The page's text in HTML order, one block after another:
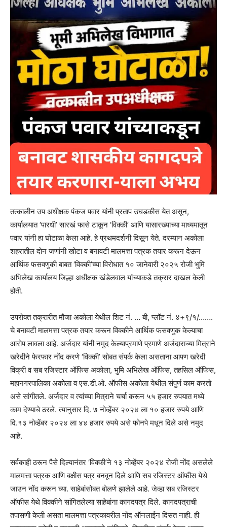
तत्कालीन उप अधीक्षक पंकज पवार यांनी प्रताप उघडकीस येत असून,
कार्यालयात ‘पारधी’ सारखं फासे टाकून ‘विक्की’ आणि यासारख्याच्या माध्यमातून
पवार यांनी हा घोटाळा केला आहे. हे प्रथमदर्शनी दिसून येते. दरम्यान अकोला
शहरातील दोन जणांनी खोटा व बनावटी मालमत्ता पत्रक तयार करून देऊन
आर्थिक फसवणुकी बाबत ‘विक्की’च्या विरोधात १० जानेवारी २०२५ रोजी भुमि
अभिलेख कार्यालय जिल्हा अधीक्षक खंडेलवाल यांच्याकडे तक्रार दाखल केली
होती.
उपरोक्त तक्रारीत मौजा अकोला येथील शिट नं. … बी, प्लॉट नं. ४+९/१/…….
चे बनावटी मालमत्ता पत्रक तयार करून विक्कीने आर्थिक फसवणुक केल्याचा
आरोप लावला आहे. अर्जदार यांनी नमुद केल्याप्रमाणे प्रमाणे अर्जदाराच्या मित्राने
खरेदीने फेरफार नोंद करणे ‘विक्की’ सोबत संपर्क केला असताना आपण खरेदी
विक्री व सब रजिस्टार ऑफिस अकोला, भुमि अभिलेख ऑफिस, तहसिल ऑफिस,
महानगरपालिका अकोला व एस.डी.ओ. ऑफीस अकोला येथील संपुर्ण काम करतो
असे सांगीतले. अर्जदार व त्यांच्या मित्राने चर्चा करून ५५ हजार रुपयात मध्ये
काम देण्याचे ठरले. त्यानुसार दि. ७ नोव्हेंबर २०२४ ला १० हजार रुपये आणि
दि.१३ नोव्हेंबर २०२४ ला ४४ हजार रुपये असे फोनपे मधून दिले असे नमुद
आहे.
सर्वकाही ठरून पैसे दिल्यानंतर ‘विक्की’ने १३ नोव्हेंबर २०२४ रोजी नोंद असलेले
मालमत्ता पत्रक आणि बक्षीस पत्र बनवून दिले आणि सब रजिस्टर ऑफीस येथे
जाउन नोंद करून घ्या. साहेबांसोबत बोलणे झालेले आहे. जेव्हा सब रजिस्टर
ऑफीस येथे विक्कीने सांगितलेल्या साहेबांना कागदपत्र दिले. कागदपत्राची
तपासणी केली असता मालमत्ता पत्रकावरील नोंद ऑनलाईन दिसत नाही. ही